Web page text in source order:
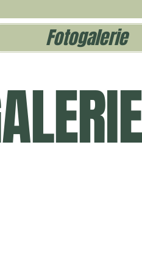
Fotogalerie